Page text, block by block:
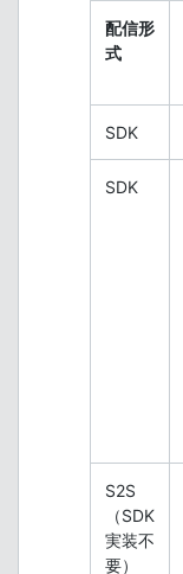
配信形
式
SDK
SDK
S2S
（SDK
実装不
要）